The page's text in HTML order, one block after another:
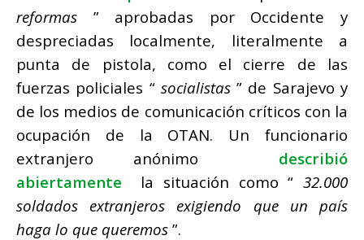
reformas ” aprobadas por Occidente y
despreciadas localmente, literalmente a
punta de pistola, como el cierre de las
fuerzas policiales “ socialistas” de Sarajevo y
de los medios de comunicación críticos con la
ocupación de la OTAN. Un funcionario
extranjero anónimo describió
abiertamente la situación como “ 32.000
soldados extranjeros exigiendo que un país
haga lo que queremos ”.